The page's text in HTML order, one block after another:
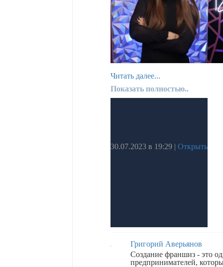
Читать далее...
Показать полностью..
30.07.2023 в 19:29 | Открыть
Григорий Аверьянов
Создание франшиз - это
предпринимателей,